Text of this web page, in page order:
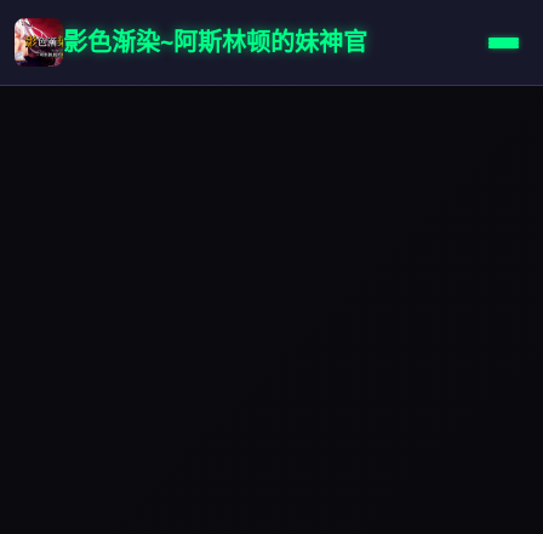
影色渐染~阿斯林顿的妹神官